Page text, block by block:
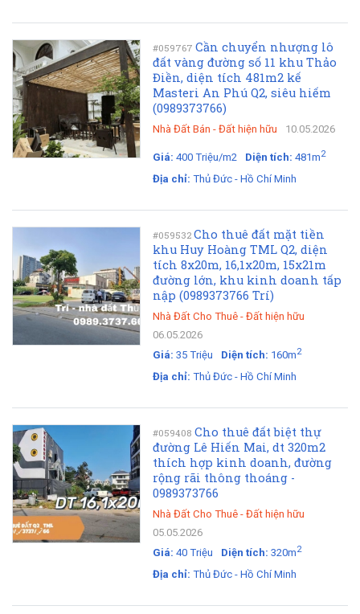
#059767 Cần chuyển nhượng lô
đất vàng đường số 11 khu Thảo
Điền, diện tích 481m2 kế
Masteri An Phú Q2, siêu hiếm
(0989373766)
Nhà Đất Bán - Đất hiện hữu 10.05.2026
Giá: 400 Triệu/m2 Diện tích: 481m2
Địa chỉ: Thủ Đức - Hồ Chí Minh
#059532 Cho thuê đất mặt tiền
khu Huy Hoàng TML Q2, diện
tích 8x20m, 16,1x20m, 15x21m
đường lớn, khu kinh doanh tấp
nập (0989373766 Trí)
Nhà Đất Cho Thuê - Đất hiện hữu
06.05.2026
Giá: 35 Triệu Diện tích: 160m2
Địa chỉ: Thủ Đức - Hồ Chí Minh
#059408 Cho thuê đất biệt thự
đường Lê Hiến Mai, dt 320m2
thích hợp kinh doanh, đường
rộng rãi thông thoáng -
0989373766
Nhà Đất Cho Thuê - Đất hiện hữu
05.05.2026
Giá: 40 Triệu Diện tích: 320m2
Địa chỉ: Thủ Đức - Hồ Chí Minh